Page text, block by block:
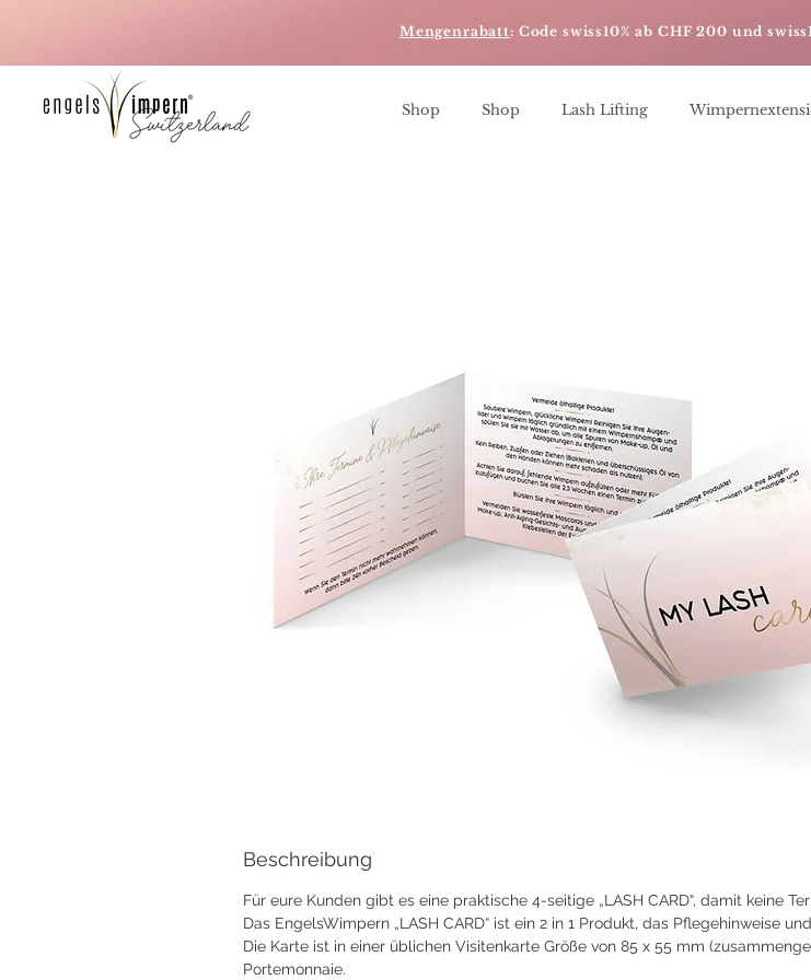
Mengenrabatt: Code swiss10% ab CHF 200 und
Shop Shop Lash Lifting
Beschreibung
Für eure Kunden gibt es eine praktische 4-seitige „LASH CARD“, damit keine
Das EngelsWimpern „LASH CARD“ ist ein 2 in 1 Produkt, das Pflegehinweise
Die Karte ist in einer üblichen Visitenkarte Größe von 85 x 55 mm
Portemonnaie.